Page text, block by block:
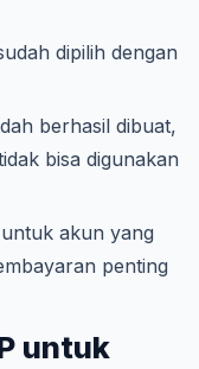
dipilih dengan
berhasil dibuat,
bisa digunakan
akun yang
penting
untuk